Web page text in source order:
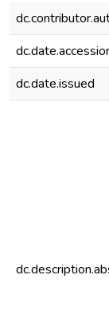
dc.date.issued